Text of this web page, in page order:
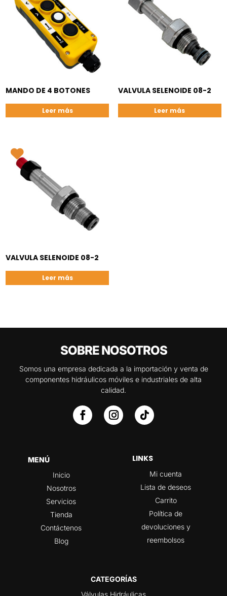
MANDO DE 4 BOTONES
Leer más
VALVULA SELENOIDE 08-2
Leer más
VALVULA SELENOIDE 08-2
Leer más
SOBRE NOSOTROS
Somos una empresa dedicada a la importación y venta de
componentes hidráulicos móviles e industriales de alta
calidad.
MENÚ
Inicio
Nosotros
Servicios
Tienda
Contáctenos
Blog
LINKS
Mi cuenta
Lista de deseos
Carrito
Política de
devoluciones y
reembolsos
CATEGORÍAS